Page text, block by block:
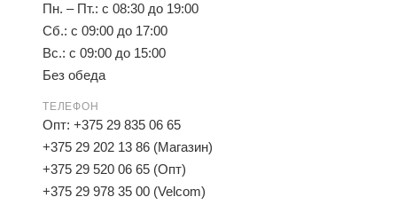
Пн. – Пт.: с 08:30 до 19:00
Сб.: с 09:00 до 17:00
Вс.: с 09:00 до 15:00
Без обеда
ТЕЛЕФОН
Опт: +375 29 835 06 65
+375 29 202 13 86 (Магазин)
+375 29 520 06 65 (Опт)
+375 29 978 35 00 (Velcom)